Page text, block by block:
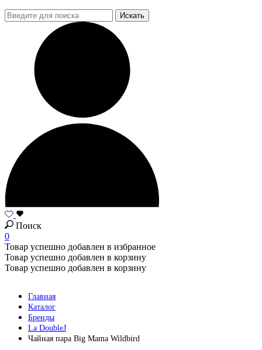
Поиск
0
Товар успешно добавлен в избранное
Товар успешно добавлен в корзину
Товар успешно добавлен в корзину
Главная
Каталог
Бренды
La DoubleJ
Чайная пара Big Mama Wildbird